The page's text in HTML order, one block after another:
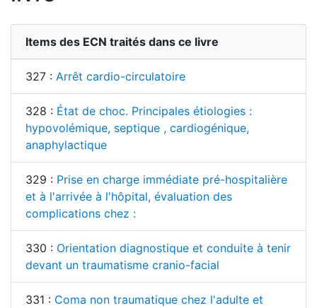
Items des ECN traités dans ce livre
327 : Arrêt cardio-circulatoire
328 : État de choc. Principales étiologies :
hypovolémique, septique , cardiogénique,
anaphylactique
329 : Prise en charge immédiate pré-hospitalière
et à l'arrivée à l'hôpital, évaluation des
complications chez :
330 : Orientation diagnostique et conduite à tenir
devant un traumatisme cranio-facial
331 : Coma non traumatique chez l'adulte et